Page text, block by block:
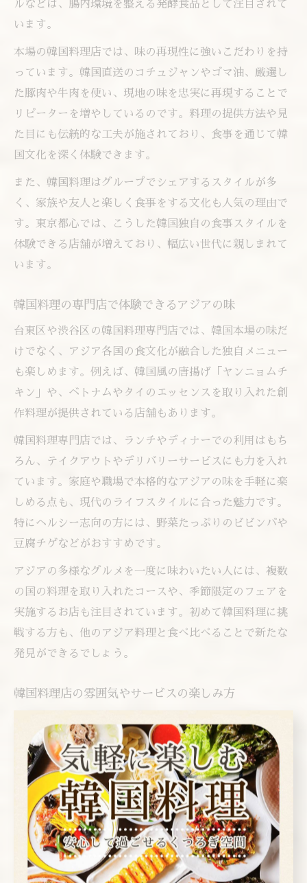
ルなどは、腸内環境を整える発酵食品として注目されて
います。
本場の韓国料理店では、味の再現性に強いこだわりを持
っています。韓国直送のコチュジャンやゴマ油、厳選し
た豚肉や牛肉を使い、現地の味を忠実に再現することで
リピーターを増やしているのです。料理の提供方法や見
た目にも伝統的な工夫が施されており、食事を通じて韓
国文化を深く体験できます。
また、韓国料理はグループでシェアするスタイルが多
く、家族や友人と楽しく食事をする文化も人気の理由で
す。東京都心では、こうした韓国独自の食事スタイルを
体験できる店舗が増えており、幅広い世代に親しまれて
います。
韓国料理の専門店で体験できるアジアの味
台東区や渋谷区の韓国料理専門店では、韓国本場の味だ
けでなく、アジア各国の食文化が融合した独自メニュー
も楽しめます。例えば、韓国風の唐揚げ「ヤンニョムチ
キン」や、ベトナムやタイのエッセンスを取り入れた創
作料理が提供されている店舗もあります。
韓国料理専門店では、ランチやディナーでの利用はもち
ろん、テイクアウトやデリバリーサービスにも力を入れ
ています。家庭や職場で本格的なアジアの味を手軽に楽
しめる点も、現代のライフスタイルに合った魅力です。
特にヘルシー志向の方には、野菜たっぷりのビビンバや
豆腐チゲなどがおすすめです。
アジアの多様なグルメを一度に味わいたい人には、複数
の国の料理を取り入れたコースや、季節限定のフェアを
実施するお店も注目されています。初めて韓国料理に挑
戦する方も、他のアジア料理と食べ比べることで新たな
発見ができるでしょう。
韓国料理店の雰囲気やサービスの楽しみ方
工夫を凝らしています。ネオンや韓国ポップカルチャー
を取り入れたおしゃれな内装や、韓国語が飛び交う活気
ある空間が、まるで現地にいるかのような体験を演出し
ます。友人同士やカップル、家族での利用シーンに合わ
せて選べる座席も魅力です。
また、韓国式の焼肉や鍋料理では、自分たちで焼いたり
煮たりするセルフスタイルが楽しめます。スタッフが焼